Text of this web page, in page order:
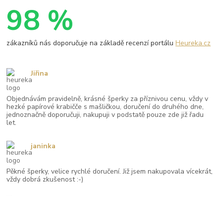
98 %
zákazníků nás doporučuje na základě recenzí portáluHeureka.cz
Objednávám pravidelně, krásné šperky za příznivou cenu, vždy v
hezké papírové krabičče s mašličkou, doručení do druhého dne,
jednoznačně doporučuji, nakupuji v podstatě pouze zde již řadu
let.
Jiřina
Pěkné šperky, velice rychlé doručení. Již jsem nakupovala vícekrát,
vždy dobrá zkušenost :-)
janinka